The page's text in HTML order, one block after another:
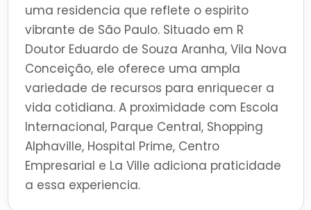
uma residencia que reflete o espirito
vibrante de São Paulo. Situado em R
Doutor Eduardo de Souza Aranha, Vila Nova
Conceição, ele oferece uma ampla
variedade de recursos para enriquecer a
vida cotidiana. A proximidade com Escola
Internacional, Parque Central, Shopping
Alphaville, Hospital Prime, Centro
Empresarial e La Ville adiciona praticidade
a essa experiencia.